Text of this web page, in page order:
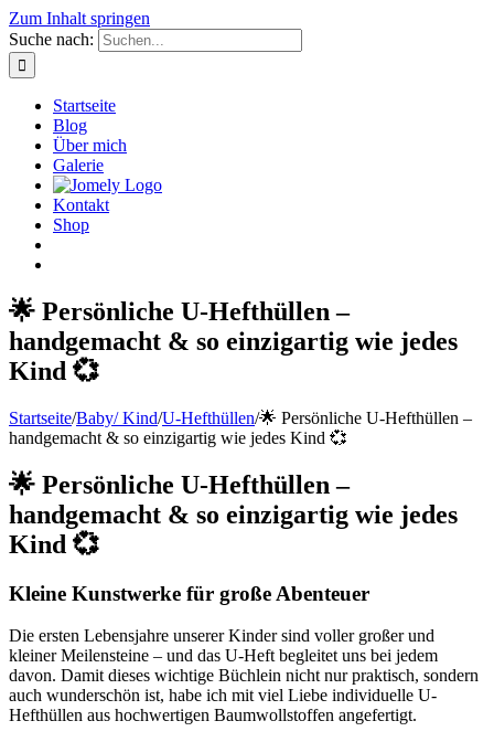
Zum Inhalt springen
Suche nach:
Startseite
Blog
Über mich
Galerie
Kontakt
Shop
🌟 Persönliche U-Hefthüllen –
handgemacht & so einzigartig wie jedes
Kind 💞
Startseite/Baby/ Kind/U-Hefthüllen/🌟 Persönliche U-Hefthüllen –
handgemacht & so einzigartig wie jedes Kind 💞
🌟 Persönliche U-Hefthüllen –
handgemacht & so einzigartig wie jedes
Kind 💞
Kleine Kunstwerke für große Abenteuer
Die ersten Lebensjahre unserer Kinder sind voller großer und
kleiner Meilensteine – und das U-Heft begleitet uns bei jedem
davon. Damit dieses wichtige Büchlein nicht nur praktisch, sondern
auch wunderschön ist, habe ich mit viel Liebe individuelle U-
Hefthüllen aus hochwertigen Baumwollstoffen angefertigt.